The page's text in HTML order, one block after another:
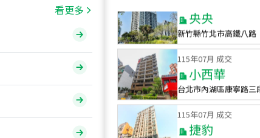
看更多
新竹縣竹北市高鐵八路
小西華
台北市內湖區康寧路三段
捷豹
台北市中山區長春路